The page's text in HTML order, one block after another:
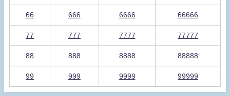
66 666 6666 66666
77 777 7777 77777
88 888 8888 88888
99 999 9999 99999